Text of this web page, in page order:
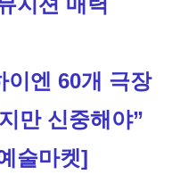
이엔 60개 극장
만 신중해야”
술마켓]